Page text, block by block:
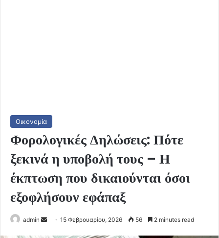
Οικονομία
Φορολογικές Δηλώσεις: Πότε
ξεκινά η υποβολή τους – Η
έκπτωση που δικαιούνται όσοι
εξοφλήσουν εφάπαξ
admin
Send15 Φεβρουαρίου, 2026 56 2 minutes read